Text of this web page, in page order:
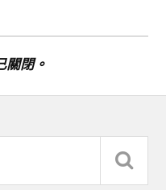
關閉。